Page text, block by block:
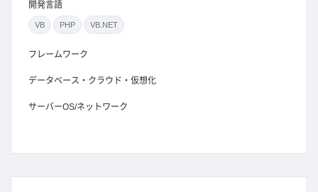
開発言語
VB PHP VB.NET
フレームワーク
データベース・クラウド・仮想化
サーバーOS/ネットワーク